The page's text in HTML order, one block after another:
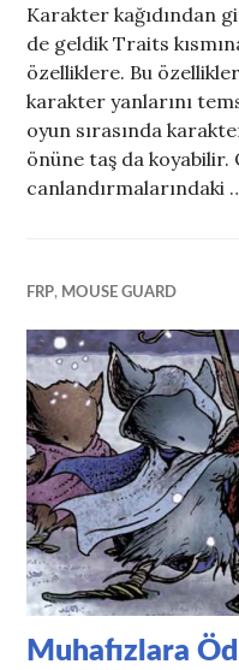
Karakter kağıdından
de geldik Traits
özelliklere. Bu
karakter yanlarını
oyun sırasında
önüne taş da
canlandırmalarındaki
FRP, MOUSE GUARD
Muhafızlara